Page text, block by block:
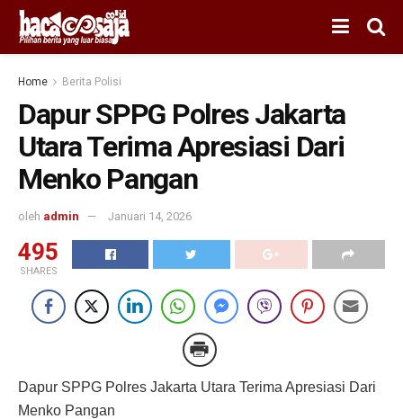
Home Berita Polisi
Dapur SPPG Polres Jakarta
Utara Terima Apresiasi Dari
Menko Pangan
oleh admin Januari 14, 2026
495
SHARES
Dapur SPPG Polres Jakarta Utara Terima Apresiasi Dari
Menko Pangan